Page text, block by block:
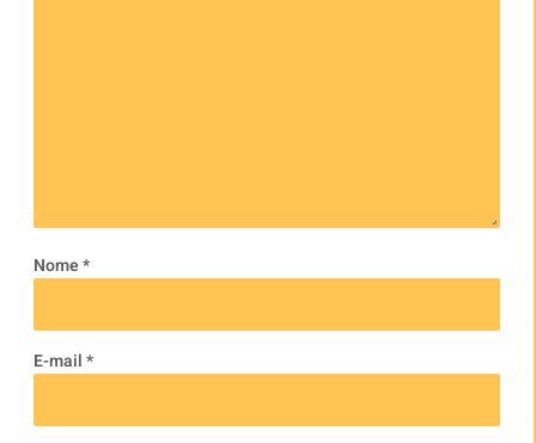
Nome*
E-mail*